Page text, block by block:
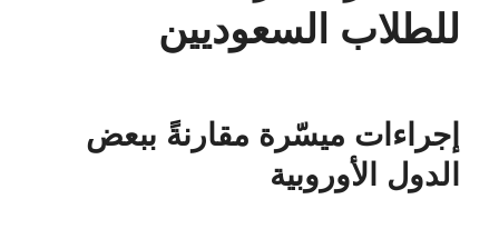
للطلاب السعوديين
إجراءات ميسّرة مقارنةً ببعض
الدول الأوروبية